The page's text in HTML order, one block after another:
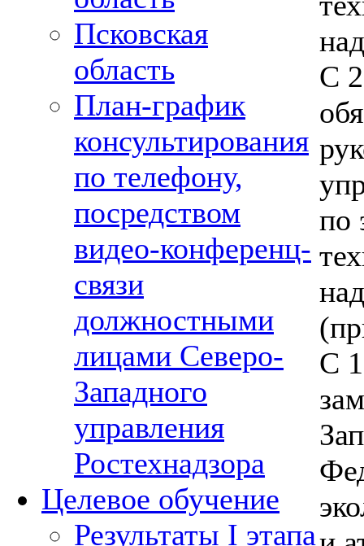
Псковская
область
План-график
консультирования
по телефону,
посредством
видео-конференц-
связи
должностными
лицами Северо-
Западного
управления
Ростехнадзора
Целевое обучение
Результаты I этапа
С
по
С